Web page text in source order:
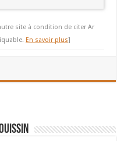
site à condition de citer Ar
En savoir plus]